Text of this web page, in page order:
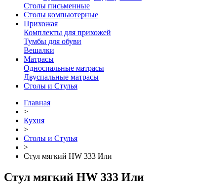
Столы письменные
Столы компьютерные
Прихожая
Комплекты для прихожей
Тумбы для обуви
Вешалки
Матрасы
Односпальные матрасы
Двуспальные матрасы
Столы и Стулья
Главная
>
Кухня
>
Столы и Стулья
>
Стул мягкий HW 333 Или
Стул мягкий HW 333 Или